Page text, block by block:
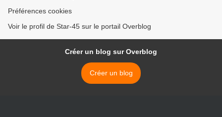
Préférences cookies
Voir le profil de Star-45 sur le portail Overblog
Créer un blog sur Overblog
Créer un blog